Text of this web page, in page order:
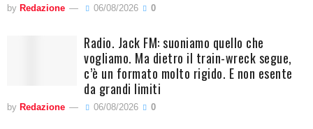
by Redazione 06/08/2026 0
Radio. Jack FM: suoniamo quello che
vogliamo. Ma dietro il train-wreck segue,
c’è un formato molto rigido. E non esente
da grandi limiti
by Redazione 06/08/2026 0